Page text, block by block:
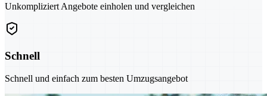
Unkompliziert Angebote einholen und vergleichen
Schnell
Schnell und einfach zum besten Umzugsangebot